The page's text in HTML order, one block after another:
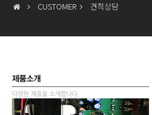
CUSTOMER 견적상담